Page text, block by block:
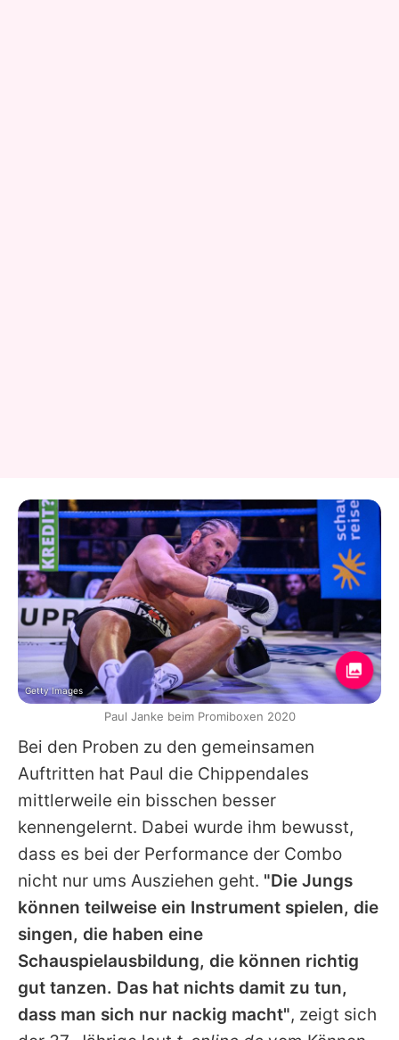
Bei den Proben zu den gemeinsamen
Auftritten hat Paul die Chippendales
mittlerweile ein bisschen besser
kennengelernt. Dabei wurde ihm bewusst,
dass es bei der Performance der Combo
nicht nur ums Ausziehen geht. "Die Jungs
können teilweise ein Instrument spielen, die
singen, die haben eine
Schauspielausbildung, die können richtig
gut tanzen. Das hat nichts damit zu tun,
dass man sich nur nackig macht", zeigt sich
Getty Images
Paul Janke beim Promiboxen 2020